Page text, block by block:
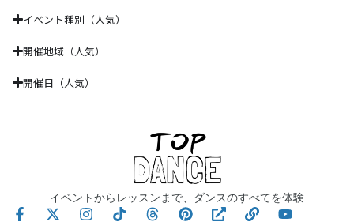
イベント種別（人気）
開催地域（人気）
開催日（人気）
イベントからレッスンまで、ダンスのすべてを体験